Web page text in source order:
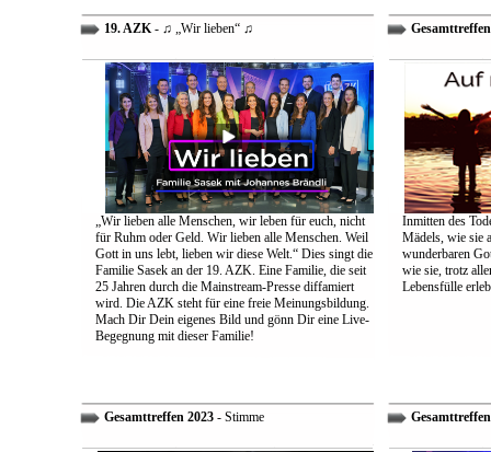
19. AZK- ♫ „Wir lieben“ ♫
„Wir lieben alle Menschen, wir leben für euch, nicht
für Ruhm oder Geld. Wir lieben alle Menschen. Weil
Gott in uns lebt, lieben wir diese Welt.“ Dies singt die
Familie Sasek an der 19. AZK. Eine Familie, die seit
25 Jahren durch die Mainstream-Presse diffamiert
wird. Die AZK steht für eine freie Meinungsbildung.
Mach Dir Dein eigenes Bild und gönn Dir eine Live-
Begegnung mit dieser Familie!
Inmitten des
Mädels, wie sie
wunderbaren
wie sie, trotz
Lebensfülle
Gesamttreffen 2023- Stimme